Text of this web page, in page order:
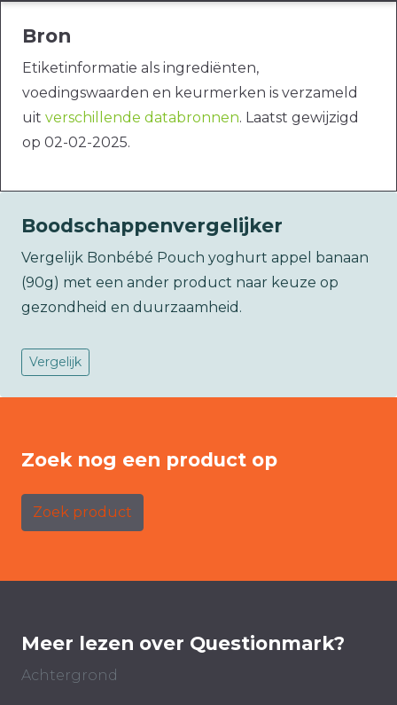
Bron
Etiketinformatie als ingrediënten,
voedingswaarden en keurmerken is verzameld
uit verschillende databronnen. Laatst gewijzigd
op 02-02-2025.
Boodschappenvergelijker
Vergelijk Bonbébé Pouch yoghurt appel banaan
(90g) met een ander product naar keuze op
gezondheid en duurzaamheid.
Vergelijk
Zoek nog een product op
Zoek product
Meer lezen over Questionmark?
Achtergrond